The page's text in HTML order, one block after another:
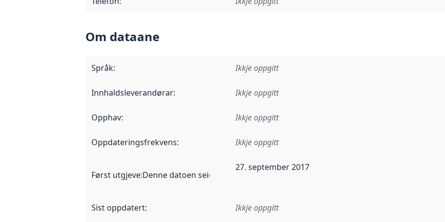
Om dataane
Språk: Ikkje oppgitt
Innhaldsleverandørar: Ikkje oppgitt
Opphav: Ikkje oppgitt
Oppdateringsfrekvens: Ikkje oppgitt
Først utgjeve:Denne datoen seier når dataa i dette datasettet først blei utgitt. Det kan ha
27. september 2017
Sist oppdatert: Ikkje oppgitt